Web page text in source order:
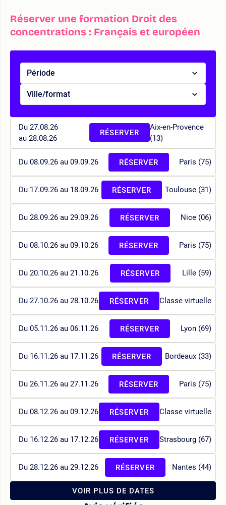
Réserver une formation Droit des
concentrations : Français et européen
Période
Ville/format
Du 27.08.26
au 28.08.26
Aix-en-Provence
(13)
RÉSERVER
Du 08.09.26 au 09.09.26 Paris (75)
RÉSERVER
Du 17.09.26 au 18.09.26 Toulouse (31)
RÉSERVER
Du 28.09.26 au 29.09.26 Nice (06)
RÉSERVER
Du 08.10.26 au 09.10.26 Paris (75)
RÉSERVER
Du 20.10.26 au 21.10.26 Lille (59)
RÉSERVER
Du 27.10.26 au 28.10.26 Classe virtuelle
RÉSERVER
Du 05.11.26 au 06.11.26 Lyon (69)
RÉSERVER
Du 16.11.26 au 17.11.26 Bordeaux (33)
RÉSERVER
Du 26.11.26 au 27.11.26 Paris (75)
RÉSERVER
Du 08.12.26 au 09.12.26 Classe virtuelle
RÉSERVER
Du 16.12.26 au 17.12.26 Strasbourg (67)
RÉSERVER
Du 28.12.26 au 29.12.26 Nantes (44)
RÉSERVER
VOIR PLUS DE DATES